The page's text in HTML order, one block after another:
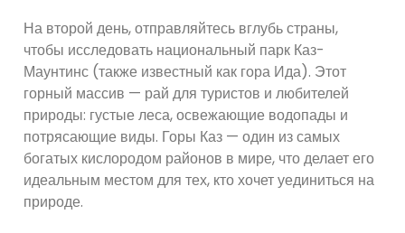
На второй день, отправляйтесь вглубь страны,
чтобы исследовать национальный парк Каз-
Маунтинс (также известный как гора Ида). Этот
горный массив — рай для туристов и любителей
природы: густые леса, освежающие водопады и
потрясающие виды. Горы Каз — один из самых
богатых кислородом районов в мире, что делает его
идеальным местом для тех, кто хочет уединиться на
природе.